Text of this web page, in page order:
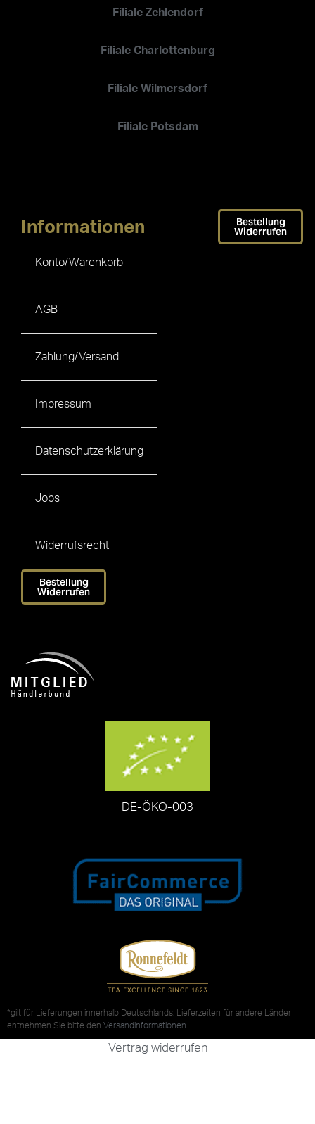
Filiale Zehlendorf
Filiale Charlottenburg
Filiale Wilmersdorf
Filiale Potsdam
Informationen
Konto/Warenkorb
AGB
Zahlung/Versand
Impressum
Datenschutzerklärung
Jobs
Widerrufsrecht
Bestellung
Widerrufen
Bestellung
Widerrufen
DE-ÖKO-003
*gilt für Lieferungen innerhalb Deutschlands, Lieferzeiten für andere Länder
entnehmen Sie bitte den Versandinformationen
Vertrag widerrufen